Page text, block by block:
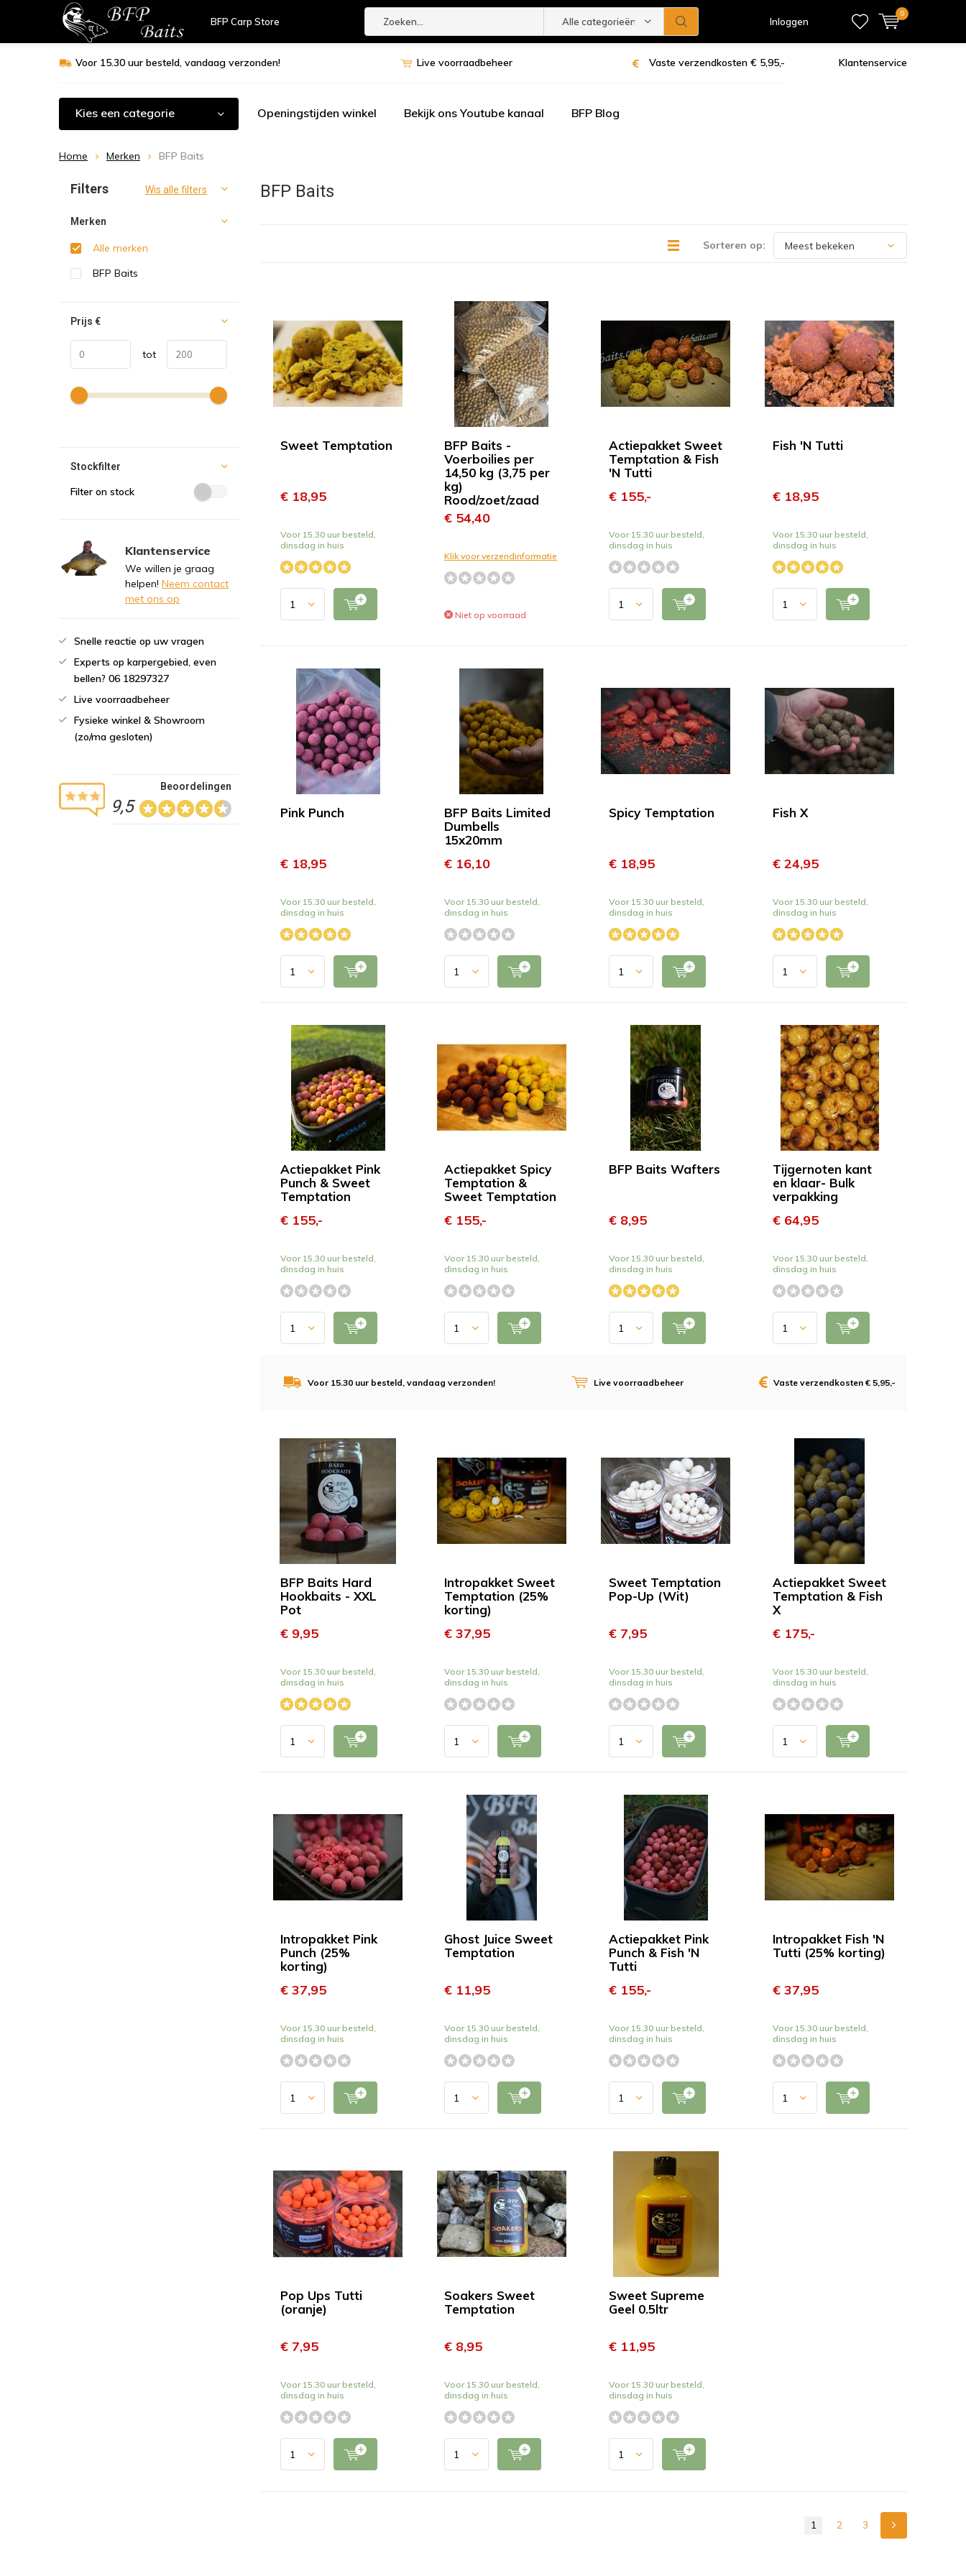
BFP Carp Store Alle categorieën Inloggen
0
Voor 15.30 uur besteld, vandaag verzonden! Live voorraadbeheer Vaste verzendkosten € 5,95,- Klantenservice
Kies een categorie Openingstijden winkel Bekijk ons Youtube kanaal BFP Blog
Home Merken BFP Baits
BFP Baits
Sorteren op:
Sweet Temptation
€ 18,95
Voor 15.30 uur besteld,
dinsdag in huis
BFP Baits -
Voerboilies per
14,50 kg (3,75 per
kg)
Rood/zoet/zaad
€ 54,40
Klik voor verzendinformatie
Niet op voorraad
Actiepakket Sweet
Temptation & Fish
'N Tutti
€ 155,-
Voor 15.30 uur besteld,
dinsdag in huis
Fish 'N Tutti
€ 18,95
Voor 15.30 uur besteld,
dinsdag in huis
Pink Punch
€ 18,95
Voor 15.30 uur besteld,
dinsdag in huis
BFP Baits Limited
Dumbells
15x20mm
€ 16,10
Voor 15.30 uur besteld,
dinsdag in huis
Spicy Temptation
€ 18,95
Voor 15.30 uur besteld,
dinsdag in huis
Fish X
€ 24,95
Voor 15.30 uur besteld,
dinsdag in huis
Actiepakket Pink
Punch & Sweet
Temptation
€ 155,-
Voor 15.30 uur besteld,
dinsdag in huis
Actiepakket Spicy
Temptation &
Sweet Temptation
€ 155,-
Voor 15.30 uur besteld,
dinsdag in huis
BFP Baits Wafters
€ 8,95
Voor 15.30 uur besteld,
dinsdag in huis
Tijgernoten kant
en klaar- Bulk
verpakking
€ 64,95
Voor 15.30 uur besteld,
dinsdag in huis
Voor 15.30 uur besteld, vandaag verzonden! Live voorraadbeheer Vaste verzendkosten € 5,95,-
BFP Baits Hard
Hookbaits - XXL
Pot
€ 9,95
Voor 15.30 uur besteld,
dinsdag in huis
Intropakket Sweet
Temptation (25%
korting)
€ 37,95
Voor 15.30 uur besteld,
dinsdag in huis
Sweet Temptation
Pop-Up (Wit)
€ 7,95
Voor 15.30 uur besteld,
dinsdag in huis
Actiepakket Sweet
Temptation & Fish
X
€ 175,-
Voor 15.30 uur besteld,
dinsdag in huis
Intropakket Pink
Punch (25%
korting)
€ 37,95
Voor 15.30 uur besteld,
dinsdag in huis
Ghost Juice Sweet
Temptation
€ 11,95
Voor 15.30 uur besteld,
dinsdag in huis
Actiepakket Pink
Punch & Fish 'N
Tutti
€ 155,-
Voor 15.30 uur besteld,
dinsdag in huis
Intropakket Fish 'N
Tutti (25% korting)
€ 37,95
Voor 15.30 uur besteld,
dinsdag in huis
Pop Ups Tutti
(oranje)
€ 7,95
Voor 15.30 uur besteld,
dinsdag in huis
Soakers Sweet
Temptation
€ 8,95
Voor 15.30 uur besteld,
dinsdag in huis
Sweet Supreme
Geel 0.5ltr
€ 11,95
Voor 15.30 uur besteld,
dinsdag in huis
1 2 3
Sorteren op:
Filters Wis alle filters
Merken
Alle merken
BFP Baits
Prijs €
tot
Stockfilter
Filter on stock
Klantenservice
We willen je graag
helpen! Neem contact
met ons op
Snelle reactie op uw vragen
Experts op karpergebied, even
bellen? 06 18297327
Live voorraadbeheer
Fysieke winkel & Showroom
(zo/ma gesloten)
9,5
Beoordelingen